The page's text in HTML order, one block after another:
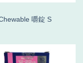
嚼錠 S